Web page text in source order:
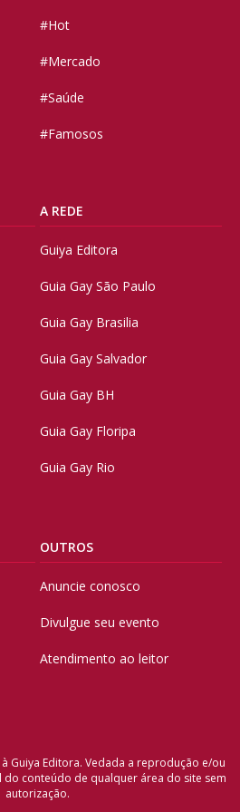
#Hot
#Mercado
#Saúde
#Famosos
A REDE
Guiya Editora
Guia Gay São Paulo
Guia Gay Brasilia
Guia Gay Salvador
Guia Gay BH
Guia Gay Floripa
Guia Gay Rio
OUTROS
Anuncie conosco
Divulgue seu evento
Atendimento ao leitor
Guiya Editora. Vedada a reprodução e/ou
conteúdo de qualquer área do site sem
autorização.